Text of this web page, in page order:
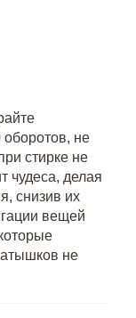
не
стирке не
чудеса, делая
снизив их
вещей
не